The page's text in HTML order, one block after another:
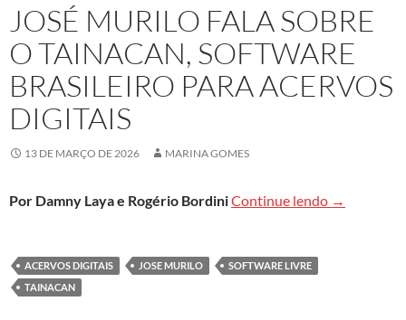
JOSÉ MURILO FALA SOBRE
O TAINACAN, SOFTWARE
BRASILEIRO PARA ACERVOS
DIGITAIS
13 DE MARÇO DE 2026 MARINA GOMES
Por Damny Laya e Rogério BordiniContinue lendo José
→
ACERVOS DIGITAIS JOSE MURILO
SOFTWARE LIVRE
TAINACAN